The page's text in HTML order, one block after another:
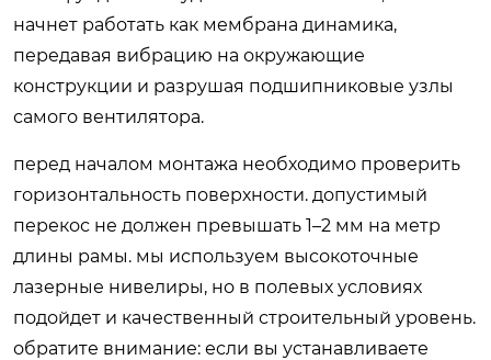
начнет работать как мембрана динамика,
передавая вибрацию на окружающие
конструкции и разрушая подшипниковые узлы
самого вентилятора.
перед началом монтажа необходимо проверить
горизонтальность поверхности. допустимый
перекос не должен превышать 1–2 мм на метр
длины рамы. мы используем высокоточные
лазерные нивелиры, но в полевых условиях
подойдет и качественный строительный уровень.
обратите внимание: если вы устанавливаете